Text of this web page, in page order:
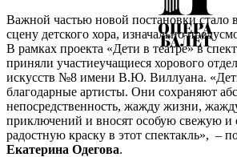
Важной частью новой постановки стало
сцену детского хора, изначально
В рамках проекта «Дети в театре» в
приняли участиеучащиеся хорового
искусств №8 имени В.Ю. Виллуана.
благодарные артисты. Они сохраняют
непосредственность, жажду жизни,
приключений и вносят особую свежую и
радостную краску в этот спектакль», –
Екатерина Одегова.